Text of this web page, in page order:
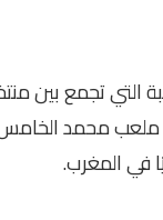
التي تجمع بين
محمد الخامس